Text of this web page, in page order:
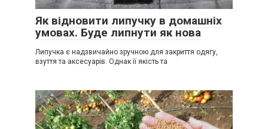
Як відновити липучку в домашніх
умовах. Буде липнути як нова
Липучка є надзвичайно зручною для закриття одягу,
взуття та аксесуарів. Однак її якість та